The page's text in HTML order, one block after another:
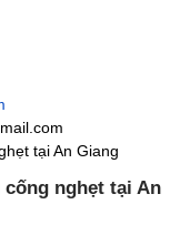
tại An Giang
nghẹt tại An